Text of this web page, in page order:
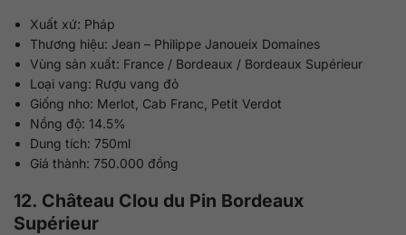
Xuất xứ: Pháp
Thương hiệu: Jean – Philippe Janoueix Domaines
Vùng sản xuất: France / Bordeaux / Bordeaux Supérieur
Loại vang: Rượu vang đỏ
Giống nho: Merlot, Cab Franc, Petit Verdot
Nồng độ: 14.5%
Dung tích: 750ml
Giá thành: 750.000 đồng
12. Château Clou du Pin Bordeaux
Supérieur